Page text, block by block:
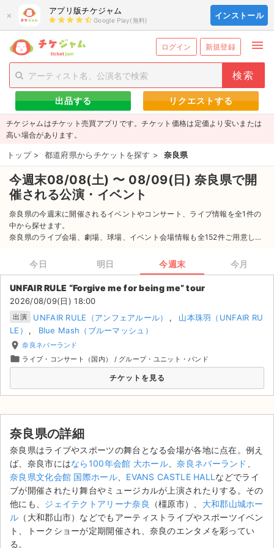
× アプリ版チケジャム
Google Play(無料) インストール
ログイン 新規登録 menu
person_add 新規会員登録 exit_to_app ログイン
チケットを探す
新着チケット
値下げしたチケット
都道府県からチケットを探す
もうすぐ開催のチケット
チケットのリクエスト一覧
取扱チケット
ライブ・コンサート（国内）
ライブ・コンサート（海外）
イベント
スポーツ
ご利用ガイド
手数料・お支払い方法
AIに質問する
よくある質問
お知らせ
出品する リクエストする
チケジャムはチケット売買アプリです。チケット価格は定価より安いまたは
高い場合があります。
トップ > 都道府県からチケットを探す > 奈良県
今週末08/08(土) 〜 08/09(日) 奈良県で開
催される公演・イベント
奈良県の今週末に開催されるイベントやコンサート、ライブ情報を全1件の
中から探せます。
奈良県のライブ会場、劇場、球場、イベント会場情報も全152件ご用意して
奈良県の最新のイベント情報からイベントに参加するためのチケット情報
奈良県のチケット情報ならチケジャム！登録無料ですぐに取引OK！｢あんし
ん決済｣とスタッフが365日サポートするので安心してお取引ください。
人気のチケットはチケジャム [ticketjam] にお任せ！
今日 明日 今週末 今月
UNFAIR RULE “Forgive me for being me” tour
2026/08/09(日) 18:00
出演 UNFAIR RULE（アンフェアルール）
山本珠羽（UNFAIR RU
LE）
Blue Mash（ブルーマッシュ）
place 奈良ネバーランド
folder ライブ・コンサート（国内） / グループ・ユニット・バンド
チケットを見る
奈良県の詳細
奈良県はライブやスポーツの舞台となる会場が各地に点在。例え
ば、奈良市にはなら100年会館 大ホール 、奈良ネバーランド
奈良県文化会館 国際ホール、 EVANS CASTLE HALL などでライ
ブが開催されたり舞台やミュージカルが上演されたりする。その
他にも、 ジェイテクトアリーナ奈良 （橿原市）、 大和郡山城ホー
ル （大和郡山市）などでもアーティストライブやスポーツイベン
ト、トークショーが定期開催され、奈良のエンタメを彩ってい
る。